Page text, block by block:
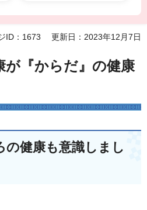
ID：1673 更新日：2023年12月7日
が『からだ』の健康
の健康も意識しまし